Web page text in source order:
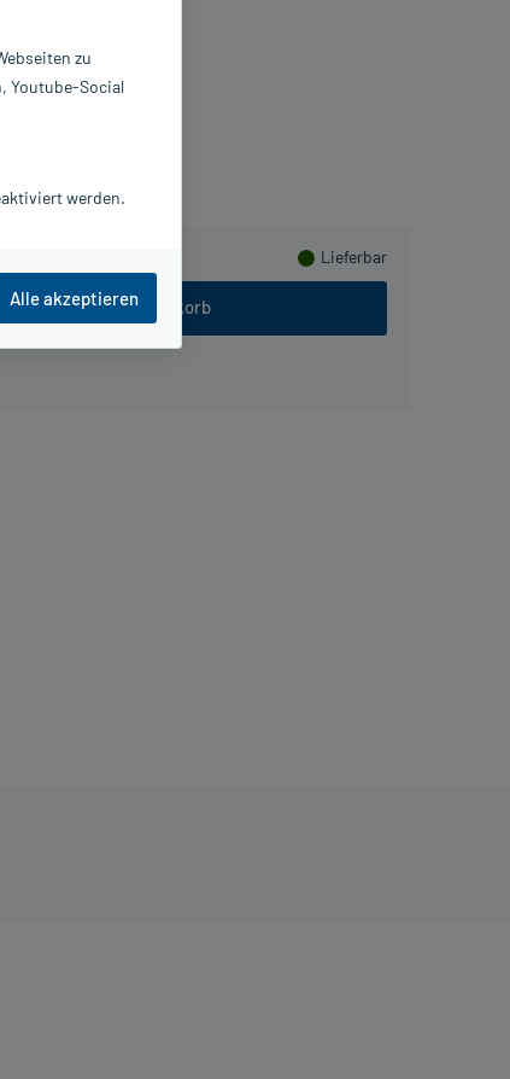
Lieferbar
In den Warenkorb
AB
zu
Youtube-Social
werden.
Alle akzeptieren